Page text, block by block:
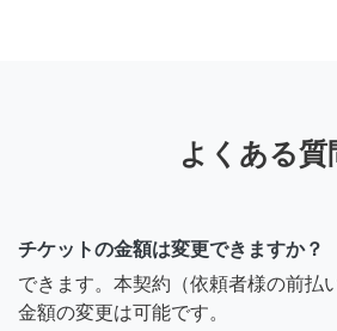
よくある質
チケットの金額は変更できますか？
できます。本契約（依頼者様の前払
金額の変更は可能です。